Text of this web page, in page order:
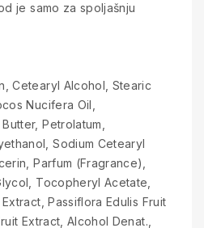
je samo za spoljašnju
Cetearyl Alcohol, Stearic
Nucifera Oil,
Petrolatum,
Sodium Cetearyl
Parfum (Fragrance),
Tocopheryl Acetate,
Passiflora Edulis Fruit
Extract, Alcohol Denat.,